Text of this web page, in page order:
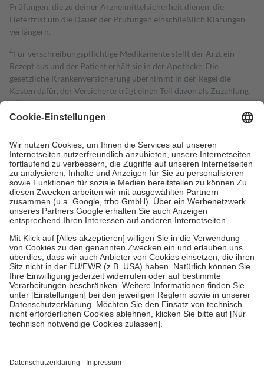
Prüfungen, die zu deiner Arzneimittelsicherheit dienen, die
Lieferfrist um die Dauer der Prüfungen einschließlich Klärungen
verlängern.
4Für verschreibungspflichtige Medikamente stellt der Arzt ein
Rezept aus und der Patient erhält sie in der Apotheke. Die
gesetzliche Krankenversicherung übernimmt in der Regel die
Kosten dafür, der Versicherte trägt einen Teil davon als Zuzahlung
mit.
Grundsätzlich leisten Mitglieder Zuzahlungen in Höhe von zehn
höchstens zehn Euro.
Es sind jedoch nie mehr als die tatsächlichen
Kosten der Leistung zu entrichten.
Diese Regeln gelten grundsätzlich auch für Online-Apotheken.
Bei Heilmitteln und häuslicher Krankenpflege beträgt die
Zuzahlung zehn Prozent der Kosten sowie zehn Euro je
Verordnung.
Um das Engagement der Versicherten für ihre eigene Gesundheit zu
stärken und die besondere Stellung der Familie zu unterstützen,
fallenkeine Zuzahlungenan bei:
• Kindern und Jugendlichen bis zum vollendeten 18. Lebensjahr
mit Ausnahme der Fahrkosten
• Untersuchungen zur Vorsorge und Früherkennung, die von der
GKV getragen werden
• empfohlenen Schutzimpfungen
• Harn- und Blutteststreifen
getroffen, um sicherzustellen, dass es sich um echte Bewertungen